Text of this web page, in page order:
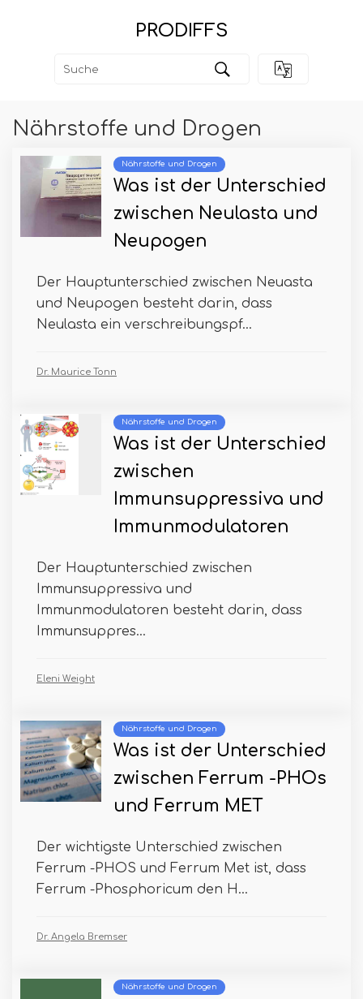
PRODIFFS
Nährstoffe und Drogen
Nährstoffe und Drogen
Was ist der Unterschied
zwischen Neulasta und
Neupogen
Der Hauptunterschied zwischen Neuasta
und Neupogen besteht darin, dass
Neulasta ein verschreibungspf...
Dr. Maurice Tonn
Nährstoffe und Drogen
Was ist der Unterschied
zwischen
Immunsuppressiva und
Immunmodulatoren
Der Hauptunterschied zwischen
Immunsuppressiva und
Immunmodulatoren besteht darin, dass
Immunsuppres...
Eleni Weight
Nährstoffe und Drogen
Was ist der Unterschied
zwischen Ferrum -PHOs
und Ferrum MET
Der wichtigste Unterschied zwischen
Ferrum -PHOS und Ferrum Met ist, dass
Ferrum -Phosphoricum den H...
Dr. Angela Bremser
Nährstoffe und Drogen